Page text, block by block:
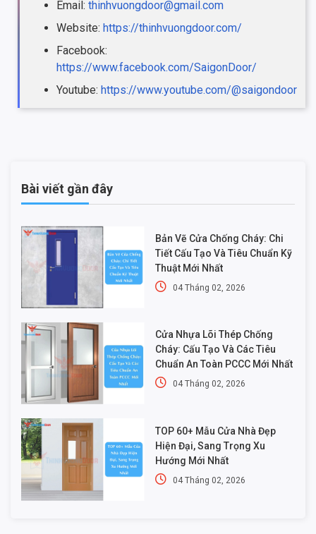
Email: thinhvuongdoor@gmail.com
Website: https://thinhvuongdoor.com/
Facebook:
https://www.facebook.com/SaigonDoor/
Youtube: https://www.youtube.com/@saigondoor
Bài viết gần đây
Bản Vẽ Cửa Chống Cháy: Chi
Tiết Cấu Tạo Và Tiêu Chuẩn Kỹ
Thuật Mới Nhất
04 Tháng 02, 2026
Cửa Nhựa Lõi Thép Chống
Cháy: Cấu Tạo Và Các Tiêu
Chuẩn An Toàn PCCC Mới Nhất
04 Tháng 02, 2026
TOP 60+ Mẫu Cửa Nhà Đẹp
Hiện Đại, Sang Trọng Xu
Hướng Mới Nhất
04 Tháng 02, 2026